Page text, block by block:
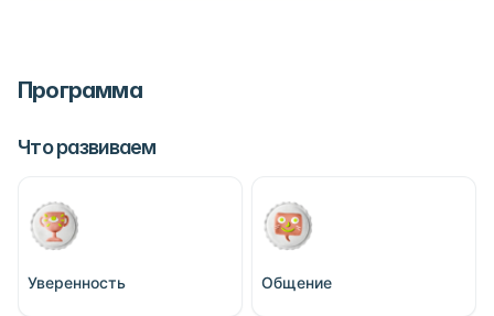
Программа
Что развиваем
Уверенность Общение